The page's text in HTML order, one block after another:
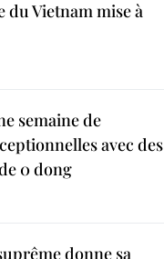
Vietnam mise à
semaine de
avec des
0 dong
donne sa